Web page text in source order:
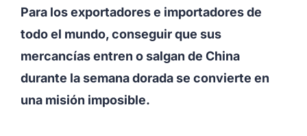
Para los exportadores e importadores de
todo el mundo, conseguir que sus
mercancías entren o salgan de China
durante la semana dorada se convierte en
una misión imposible.